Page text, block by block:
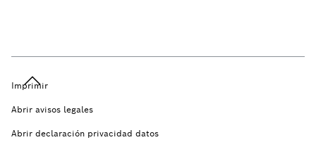
Imprimir
Abrir avisos legales
Abrir declaración privacidad datos